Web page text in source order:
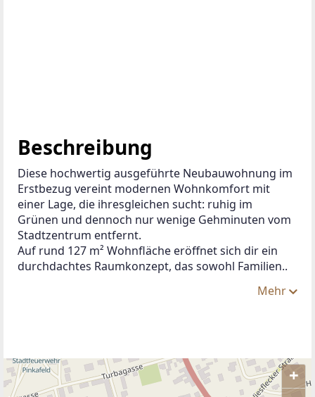
Beschreibung
Diese hochwertig ausgeführte Neubauwohnung im
Erstbezug vereint modernen Wohnkomfort mit
einer Lage, die ihresgleichen sucht: ruhig im
Grünen und dennoch nur wenige Gehminuten vom
Stadtzentrum entfernt.
Auf rund 127 m² Wohnfläche eröffnet sich dir ein
durchdachtes Raumkonzept, das sowohl Familien..
Mehr
+